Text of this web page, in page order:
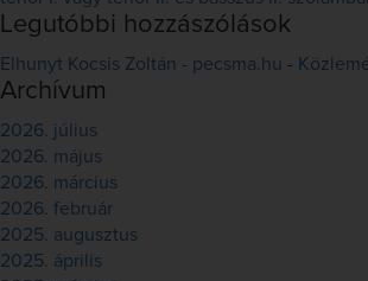
Legutóbbi hozzászólások
Elhunyt Kocsis Zoltán - pecsma.hu -
Archívum
2026. július
2026. május
2026. március
2026. február
2025. augusztus
2025. április